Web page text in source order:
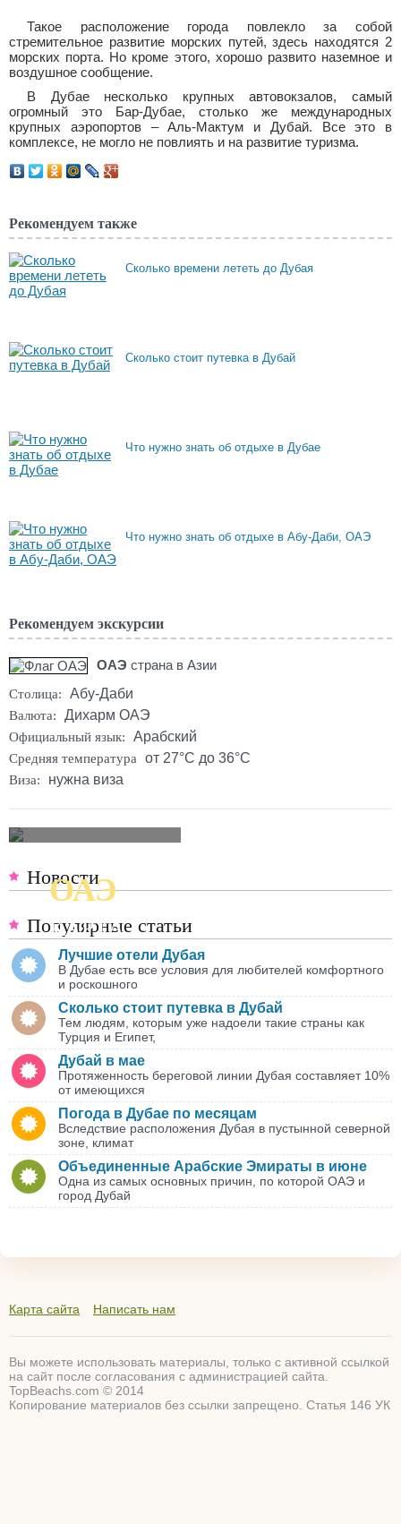
Такое расположение города повлекло за собой
стремительное развитие морских путей, здесь находятся 2
морских порта. Но кроме этого, хорошо развито наземное и
воздушное сообщение.
В Дубае несколько крупных автовокзалов, самый
огромный это Бар-Дубае, столько же международных
крупных аэропортов – Аль-Мактум и Дубай. Все это в
комплексе, не могло не повлиять и на развитие туризма.
Рекомендуем также
Сколько времени лететь до Дубая
Сколько стоит путевка в Дубай
Что нужно знать об отдыхе в Дубае
Что нужно знать об отдыхе в Абу-Даби, ОАЭ
Рекомендуем экскурсии
ОАЭ страна в Азии
Столица: Абу-Даби
Валюта: Дихарм ОАЭ
Официальный язык: Арабский
Средняя температура от 27°C до 36°C
Виза: нужна виза
ОАЭ
ПОДРОБНАЯ
КАРТА
Новости
Популярные статьи
Лучшие отели Дубая
В Дубае есть все условия для любителей комфортного
и роскошного
Сколько стоит путевка в Дубай
Тем людям, которым уже надоели такие страны как
Турция и Египет,
Дубай в мае
Протяженность береговой линии Дубая составляет 10%
от имеющихся
Погода в Дубае по месяцам
Вследствие расположения Дубая в пустынной северной
зоне, климат
Объединенные Арабские Эмираты в июне
Одна из самых основных причин, по которой ОАЭ и
город Дубай
Карта сайта Написать нам
Вы можете использовать материалы, только с активной ссылкой
на сайт после согласования с администрацией сайта.
TopBeachs.com © 2014
Копирование материалов без ссылки запрещено. Статья 146 УК